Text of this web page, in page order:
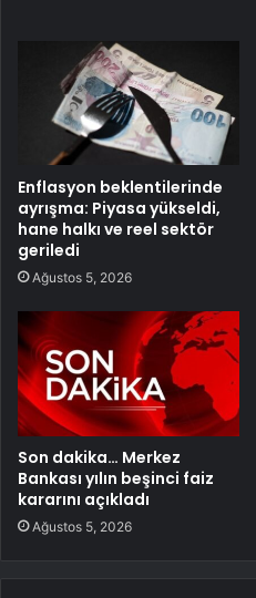
Enflasyon beklentilerinde
ayrışma: Piyasa yükseldi,
hane halkı ve reel sektör
geriledi
Ağustos 5, 2026
Son dakika… Merkez
Bankası yılın beşinci faiz
kararını açıkladı
Ağustos 5, 2026